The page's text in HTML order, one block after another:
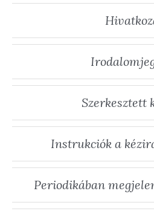
Szerkesztett
Instrukciók a
Periodikában